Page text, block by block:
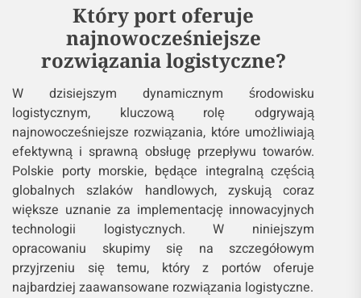
Który port oferuje
najnowocześniejsze
rozwiązania logistyczne?
W dzisiejszym dynamicznym środowisku
logistycznym, kluczową rolę odgrywają
najnowocześniejsze rozwiązania, które umożliwiają
efektywną i sprawną obsługę przepływu towarów.
Polskie porty morskie, będące integralną częścią
globalnych szlaków handlowych, zyskują coraz
większe uznanie za implementację innowacyjnych
technologii logistycznych. W niniejszym
opracowaniu skupimy się na szczegółowym
przyjrzeniu się temu, który z portów oferuje
najbardziej zaawansowane rozwiązania logistyczne.